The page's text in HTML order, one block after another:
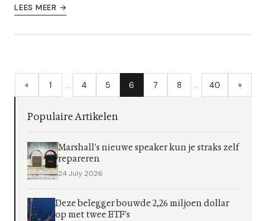
LEES MEER →
« 1 … 4 5 6 7 8 … 40 »
Populaire Artikelen
Marshall's nieuwe speaker kun je straks zelf
repareren
24 July 2026
Deze belegger bouwde 2,26 miljoen dollar
op met twee ETF's